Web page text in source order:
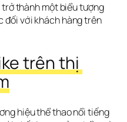
thành một biểu tượng
đối với khách hàng trên
trên thị
hiệu thể thao nổi tiếng